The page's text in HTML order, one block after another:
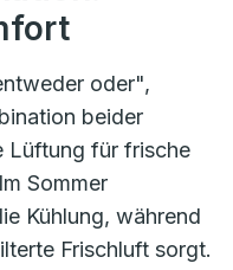
oder",
beider
Lüftung für frische
Sommer
Kühlung, während
Frischluft sorgt.